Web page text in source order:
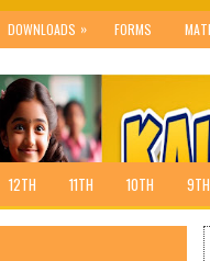
DOWNLOADS » FORMS
12TH 11TH 10TH 9TH